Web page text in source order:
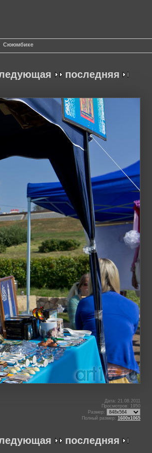
Сююмбике
последняя
Дата: 21.08.2011
Просмотров: 1950
Размер:
Полный размер: 1600x1065
последняя